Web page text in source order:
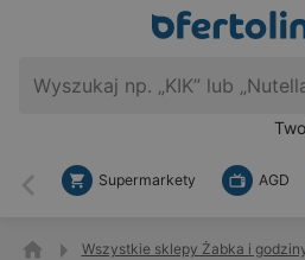
Wstecz
Supermarkety AGD
Wszystkie sklepy Żabka i